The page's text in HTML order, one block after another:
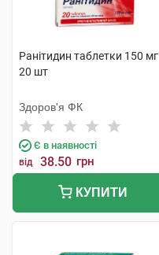
Ранітидин таблетки 150 мг
20 шт
Здоров'я ФК
Є в наявності
від 38.50 грн
КУПИТИ